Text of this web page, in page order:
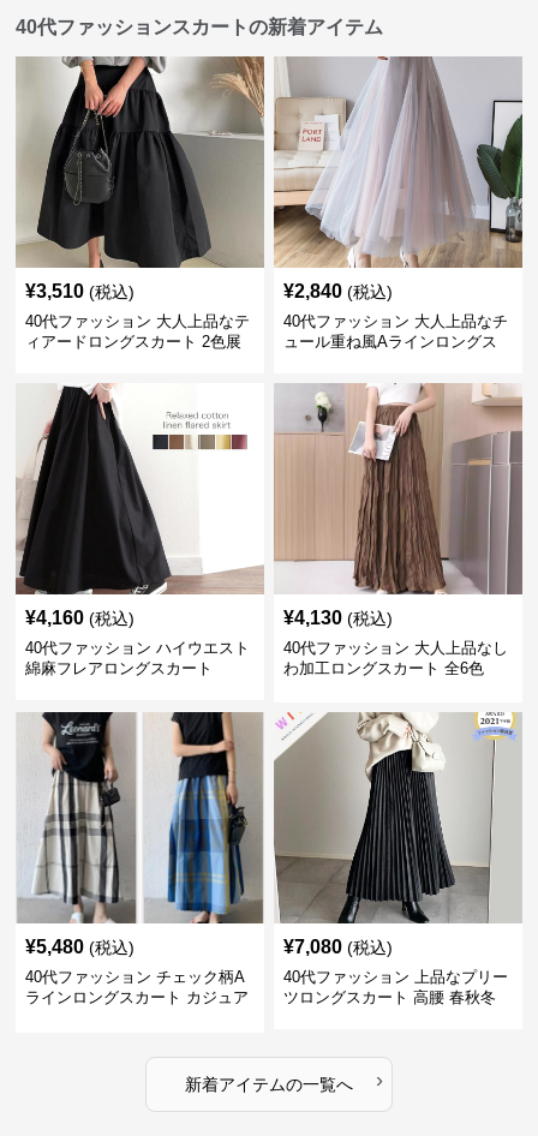
40代ファッションスカートの新着アイテム
¥3,510 (税込)
40代ファッション 大人上品なテ
ィアードロングスカート 2色展
¥2,840 (税込)
40代ファッション 大人上品なチ
ュール重ね風Aラインロングス
¥4,160 (税込)
40代ファッション ハイウエスト
綿麻フレアロングスカート
¥4,130 (税込)
40代ファッション 大人上品なし
わ加工ロングスカート 全6色
¥5,480 (税込)
40代ファッション チェック柄A
ラインロングスカート カジュア
¥7,080 (税込)
40代ファッション 上品なプリー
ツロングスカート 高腰 春秋冬
新着アイテムの一覧へ ›